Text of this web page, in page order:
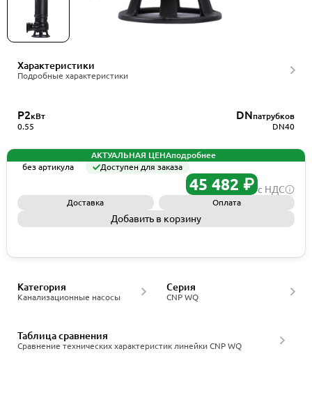
Характеристики
Подробные характеристики
P2кВт
0.55
DNпатрубков
DN40
АКТУАЛЬНАЯ ЦЕНАподробнее
без артикула
Доступен для заказа
45 482 ₽ с НДС
Доставка Оплата
Добавить в корзину
Канализационные насосы
Категория
CNP WQ
Серия
Сравнение технических характеристик линейки CNP WQ
Таблица сравнения